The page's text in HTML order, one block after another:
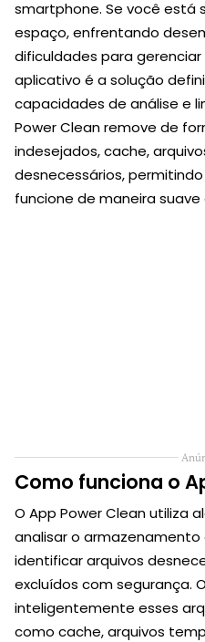
smartphone. Se você está
espaço, enfrentando
dificuldades para
aplicativo é a solução
capacidades de análise e
Power Clean remove de
indesejados, cache,
desnecessários,
funcione de maneira
Como funciona o
O App Power Clean utiliza
analisar o armazenamento
identificar arquivos
excluídos com segurança.
inteligentemente esses
como cache, arquivos